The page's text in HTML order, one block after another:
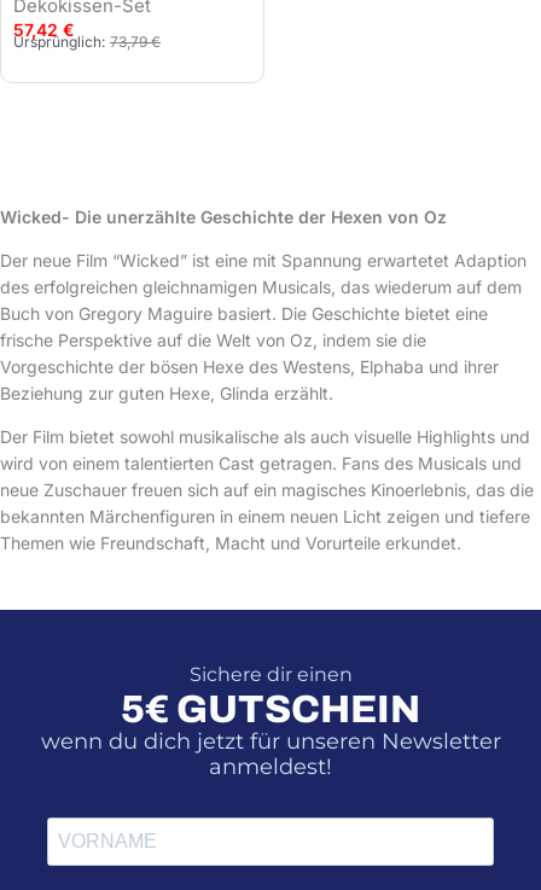
Dekokissen-Set
57,42 €
Ursprünglich: 73,79€
g
l
i
c
h
e
r
e
i
s
w
,
e
r
P
r
e
i
s
t
:
5
7
.
Wicked- Die unerzählte Geschichte der Hexen von Oz
Der neue Film “Wicked” ist eine mit Spannung erwartetet Adaption
des erfolgreichen gleichnamigen Musicals, das wiederum auf dem
Buch von Gregory Maguire basiert. Die Geschichte bietet eine
frische Perspektive auf die Welt von Oz, indem sie die
Vorgeschichte der bösen Hexe des Westens, Elphaba und ihrer
Beziehung zur guten Hexe, Glinda erzählt.
Der Film bietet sowohl musikalische als auch visuelle Highlights und
wird von einem talentierten Cast getragen. Fans des Musicals und
neue Zuschauer freuen sich auf ein magisches Kinoerlebnis, das die
bekannten Märchenfiguren in einem neuen Licht zeigen und tiefere
Themen wie Freundschaft, Macht und Vorurteile erkundet.
Sichere dir einen
5€ GUTSCHEIN
wenn du dich jetzt für unseren Newsletter
anmeldest!